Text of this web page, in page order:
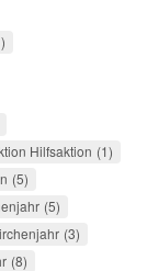
Hilfsaktion 1
5
5
3
8